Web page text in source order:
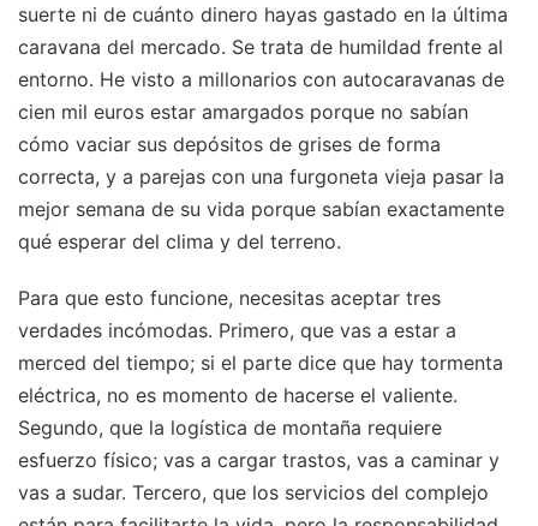
suerte ni de cuánto dinero hayas gastado en la última
caravana del mercado. Se trata de humildad frente al
entorno. He visto a millonarios con autocaravanas de
cien mil euros estar amargados porque no sabían
cómo vaciar sus depósitos de grises de forma
correcta, y a parejas con una furgoneta vieja pasar la
mejor semana de su vida porque sabían exactamente
qué esperar del clima y del terreno.
Para que esto funcione, necesitas aceptar tres
verdades incómodas. Primero, que vas a estar a
merced del tiempo; si el parte dice que hay tormenta
eléctrica, no es momento de hacerse el valiente.
Segundo, que la logística de montaña requiere
esfuerzo físico; vas a cargar trastos, vas a caminar y
vas a sudar. Tercero, que los servicios del complejo